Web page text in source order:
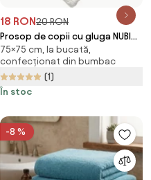
18 RON20 RON
Prosop de copii cu gluga NUBI
75x75 cm, alb
75×75 cm, la bucată,
confecționat din bumbac
(1)
În stoc
-8 %